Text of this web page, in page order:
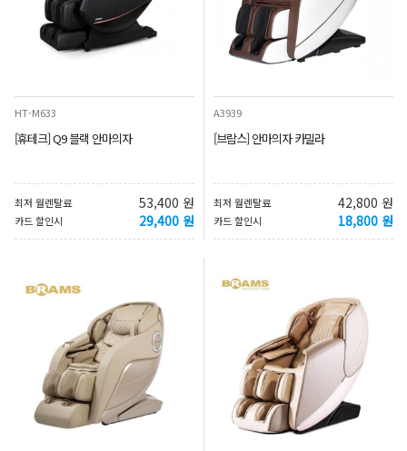
HT-M633
[휴테크] Q9 블랙 안마의자
최저 월렌탈료 53,400 원
카드 할인시 29,400 원
A3939
[브람스] 안마의자 카밀라
최저 월렌탈료 42,800 원
카드 할인시 18,800 원